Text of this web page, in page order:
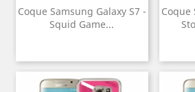
Coque Samsung Galaxy S7 -
Squid Game...
Coque